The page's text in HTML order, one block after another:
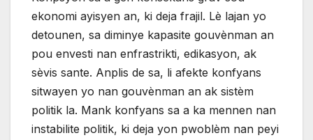
ekonomi ayisyen an, ki deja frajil. Lè lajan yo
detounen, sa diminye kapasite gouvènman an
pou envesti nan enfrastrikti, edikasyon, ak
sèvis sante. Anplis de sa, li afekte konfyans
sitwayen yo nan gouvènman an ak sistèm
politik la. Mank konfyans sa a ka mennen nan
instabilite politik, ki deja yon pwoblèm nan peyi